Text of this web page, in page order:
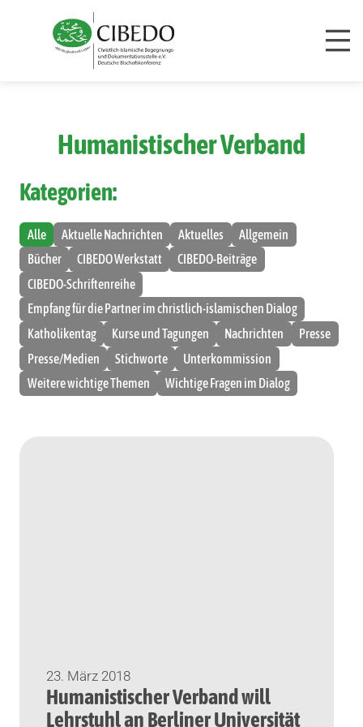
Humanistischer Verband
Kategorien:
Alle Aktuelle Nachrichten Aktuelles
Allgemein
Bücher
CIBEDO Werkstatt
CIBEDO-Beiträge
CIBEDO-Schriftenreihe
Empfang für die Partner im christlich-islamischen Dialog
Katholikentag
Kurse und Tagungen Nachrichten
Presse
Presse/Medien
Stichworte
Unterkommission
Weitere wichtige Themen
Wichtige Fragen im Dialog
23. März 2018
Humanistischer Verband will
Lehrstuhl an Berliner Universität